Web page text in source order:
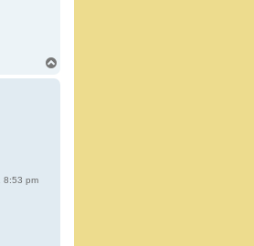
8:53 pm